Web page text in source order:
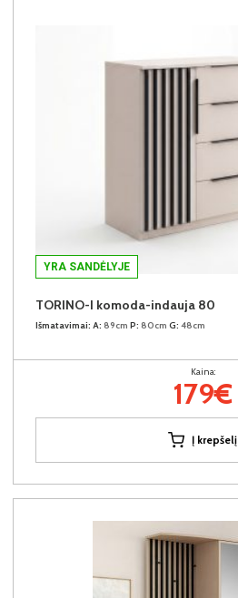
YRA SANDĖLYJE
TORINO-I komoda-indauja 80
Išmatavimai: A: 89cm P: 80cm G: 48cm
Kaina:
179€
Į krepšelį